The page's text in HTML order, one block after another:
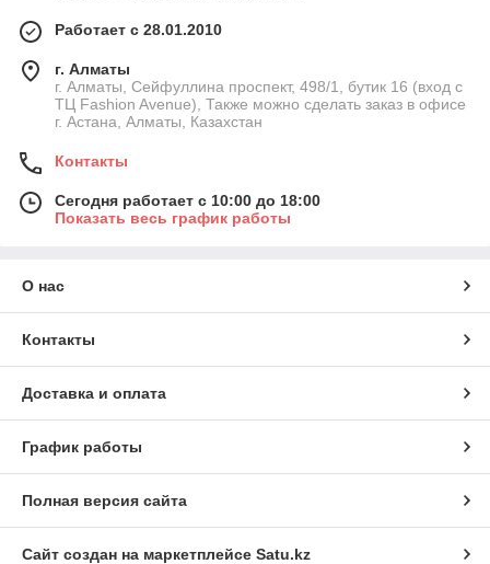
Работает с 28.01.2010
г. Алматы
г. Алматы, Сейфуллина проспект, 498/1, бутик 16 (вход с
ТЦ Fashion Avenue), Также можно сделать заказ в офисе
г. Астана, Алматы, Казахстан
Контакты
Сегодня работает с 10:00 до 18:00
Показать весь график работы
О нас
Контакты
Доставка и оплата
График работы
Полная версия сайта
Сайт создан на маркетплейсе Satu.kz